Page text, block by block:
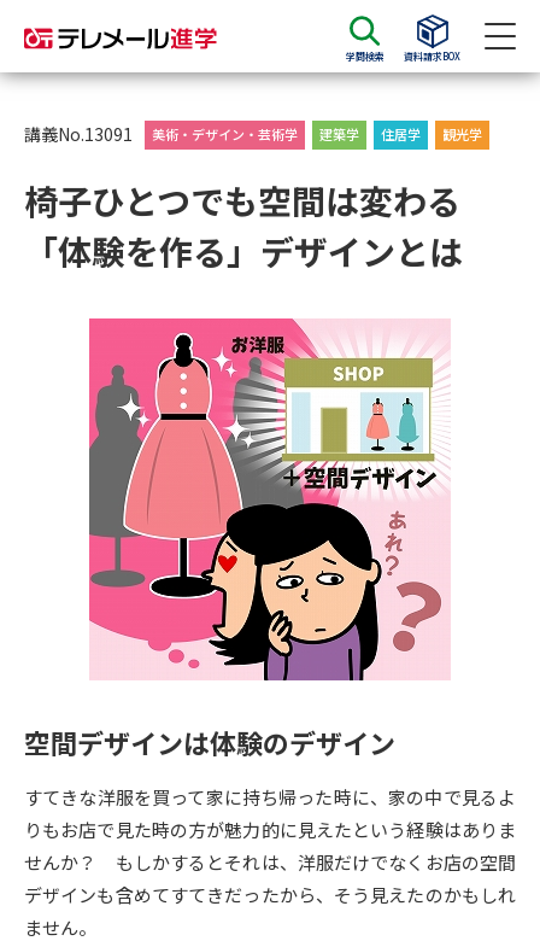
学問検索 資料請求BOX
資料請求 資料検索
大学・短大の資料種類から請求
総合型選抜・学校推薦型選抜 募
大学入学共通テスト利用選抜の
募集要項＆願書
過去問題集
大学・短大以外の資料から請求
専門学校の資料請求 大学院の資料請求
大学入学共通テスト「受験案
内」の請求
大学入学共通テスト「受験上の
配慮案内」の請求
高等学校卒業程度認定試験
幼稚園教員資格認定試験 小学校教員資格認定試験
高等学校（情報）教員資格認定
試験
大学研究 大学検索
講義No.13091 美術・デザイン・芸術学 建築学 住居学 観光学
椅子ひとつでも空間は変わる
「体験を作る」デザインとは
空間デザインは体験のデザイン
すてきな洋服を買って家に持ち帰った時に、家の中で見るよ
りもお店で見た時の方が魅力的に見えたという経験はありま
せんか？ もしかするとそれは、洋服だけでなくお店の空間
デザインも含めてすてきだったから、そう見えたのかもしれ
ません。